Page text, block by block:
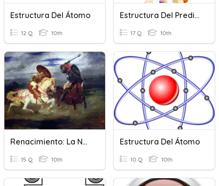
Estructura Del Átomo
12 Q 10th
Estructura Del Predicado
17 Q 10th
Renacimiento: La Narrativa Del Siglo XVI
15 Q 10th
Estructura Del Átomo
10 Q 10th